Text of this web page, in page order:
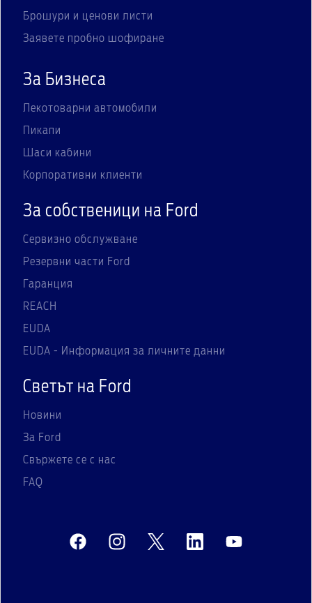
Брошури и ценови листи
Заявете пробно шофиране
За Бизнеса
Лекотоварни автомобили
Пикапи
Шаси кабини
Корпоративни клиенти
За собственици на Ford
Сервизно обслужване
Резервни части Ford
Гаранция
REACH
EUDA
EUDA - Информация за личните данни
Светът на Ford
Новини
За Ford
Свържете се с нас
FAQ